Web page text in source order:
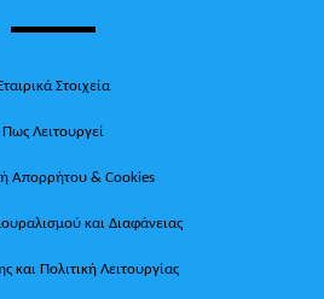
Στοιχεία
Πως Λειτουργεί
Απορρήτου & Cookies
και Διαφάνειας
και Πολιτική Λειτουργίας